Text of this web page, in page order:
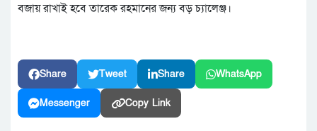
বজায় রাখাই হবে তারেক রহমানের জন্য বড় চ্যালেঞ্জ।
Share Tweet Share WhatsApp
Messenger Copy Link